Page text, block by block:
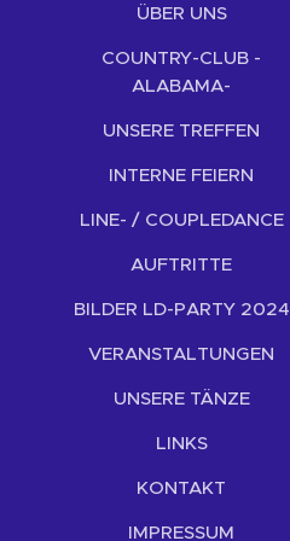
ÜBER UNS
COUNTRY-CLUB -
ALABAMA-
UNSERE TREFFEN
INTERNE FEIERN
LINE- / COUPLEDANCE
AUFTRITTE
BILDER LD-PARTY 2024
VERANSTALTUNGEN
UNSERE TÄNZE
LINKS
KONTAKT
IMPRESSUM